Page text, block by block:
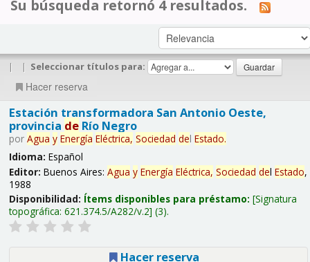
Su búsqueda retornó 4 resultados.
| | Seleccionar títulos para:
Hacer reserva
Estación transformadora San Antonio Oeste,
provincia deRío Negro
por Agua y Energía Eléctrica, Sociedad del Estado.
Idioma: Español
Editor: Buenos Aires: Agua y Energía Eléctrica, Sociedad del Estado,
1988
Disponibilidad: Ítems disponibles para préstamo: Signatura
topográfica: 621.374.5/A282/v.2 (3).
Hacer reserva